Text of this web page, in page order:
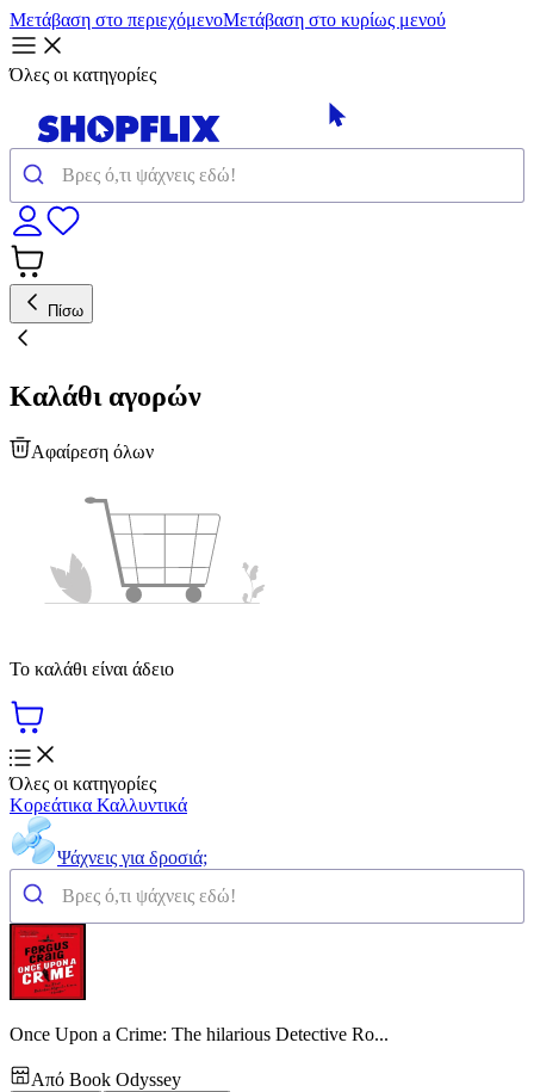
Μετάβαση στο περιεχόμενοΜετάβαση στο κυρίως μενού
Όλες οι κατηγορίες
Πίσω
Καλάθι αγορών
Αφαίρεση όλων
Το καλάθι είναι άδειο
Όλες οι κατηγορίες
Κορεάτικα Καλλυντικά
Ψάχνεις για δροσιά;
Once Upon a Crime: The hilarious Detective Ro...
Από Book Odyssey